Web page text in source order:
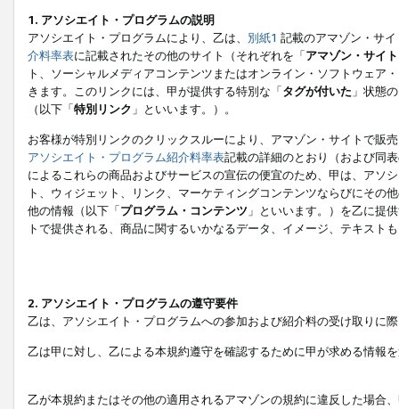
1. アソシエイト・プログラムの説明
アソシエイト・プログラムにより、乙は、 別紙1 記載のアマゾン・サ
介料率表に記載されたその他のサイト（それぞれを「アマゾン・サイト
ト、ソーシャルメディアコンテンツまたはオンライン・ソフトウェア
きます。このリンクには、甲が提供する特別な「タグが付いた 」状態
（以下「特別リンク 」といいます。）。
お客様が特別リンクのクリックスルーにより、アマゾン・サイトで販
アソシエイト・プログラム紹介料率表記載の詳細のとおり（および同
によるこれらの商品およびサービスの宣伝の便宜のため、甲は、アソ
ト、ウィジェット、リンク、マーケティングコンテンツならびにその
他の情報（以下「プログラム・コンテンツ 」といいます。）を乙に提
トで提供される、商品に関するいかなるデータ、イメージ、テキス
2. アソシエイト・プログラムの遵守要件
乙は、アソシエイト・プログラムへの参加および紹介料の受け取りに
乙は甲に対し、乙による本規約遵守を確認するために甲が求める情報
乙が本規約またはその他の適用されるアマゾンの規約に違反した場合